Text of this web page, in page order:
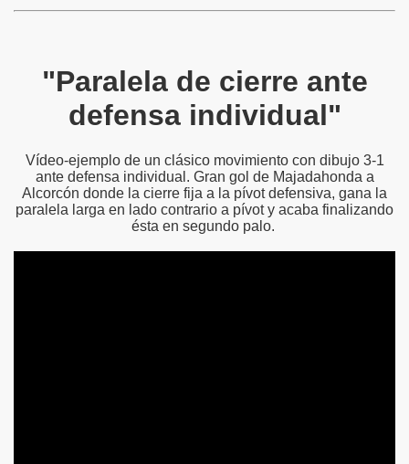
"Paralela de cierre ante
defensa individual"
Vídeo-ejemplo de un clásico movimiento con dibujo 3-1
ante defensa individual. Gran gol de Majadahonda a
Alcorcón donde la cierre fija a la pívot defensiva, gana la
paralela larga en lado contrario a pívot y acaba finalizando
ésta en segundo palo.